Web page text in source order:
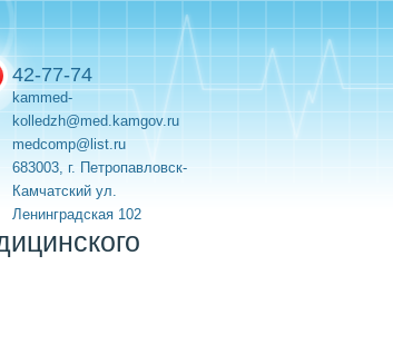
42-77-74
kammed-
kolledzh@med.kamgov.ru
medcomp@list.ru
683003, г. Петропавловск-
Камчатский ул.
Ленинградская 102